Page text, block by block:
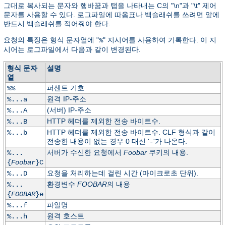
그대로 복사되는 문자와 행바꿈과 탭을 나타내는 C의 "\n"과 "\t" 제어
문자를 사용할 수 있다. 로그파일에 따옴표나 백슬래쉬를 쓰려면 앞에
반드시 백슬래쉬를 적어줘야 한다.
요청의 특징은 형식 문자열에 "%" 지시어를 사용하여 기록한다. 이 지
시어는 로그파일에서 다음과 같이 변경된다.
형식 문자
열
설명
%%
퍼센트 기호
%...a
원격 IP-주소
%...A
(서버) IP-주소
%...B
HTTP 헤더를 제외한 전송 바이트수.
%...b
HTTP 헤더를 제외한 전송 바이트수. CLF 형식과 같이
전송한 내용이 없는 경우 0 대신 '-'가 나온다.
%...
{Foobar}C
서버가 수신한 요청에서 Foobar쿠키의 내용.
%...D
요청을 처리하는데 걸린 시간 (마이크로초 단위).
%...
{FOOBAR}e
환경변수 FOOBAR의 내용
%...f
파일명
%...h
원격 호스트